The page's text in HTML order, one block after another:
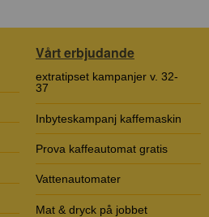
Vårt erbjudande
extratipset kampanjer v. 32-
37
Inbyteskampanj kaffemaskin
Prova kaffeautomat gratis
Vattenautomater
Mat & dryck på jobbet